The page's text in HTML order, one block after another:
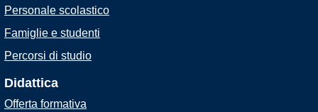
Personale scolastico
Famiglie e studenti
Percorsi di studio
Didattica
Offerta formativa